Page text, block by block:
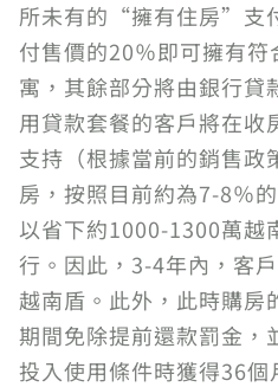
所未有的“擁有住房”支
付售價的20％即可擁有
寓，其餘部分將由銀行貸
用貸款套餐的客戶將在收
支持（根據當前的銷售政
房，按照目前約為7-8％
以省下約1000-1300萬越
行。因此，3-4年內，客
越南盾。此外，此時購房
期間免除提前還款罰金，
投入使用條件時獲得36個